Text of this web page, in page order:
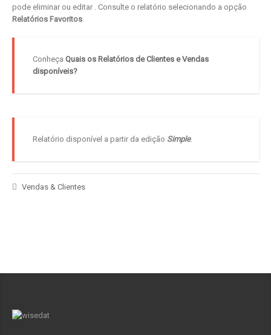
pode eliminar ou editar . Consulte o relatório selecionando a opção
Relatórios Favoritos.
Conheça Quais os Relatórios de Clientes e Vendas
disponíveis?
Relatório disponível a partir da edição Simple.
Vendas & Clientes